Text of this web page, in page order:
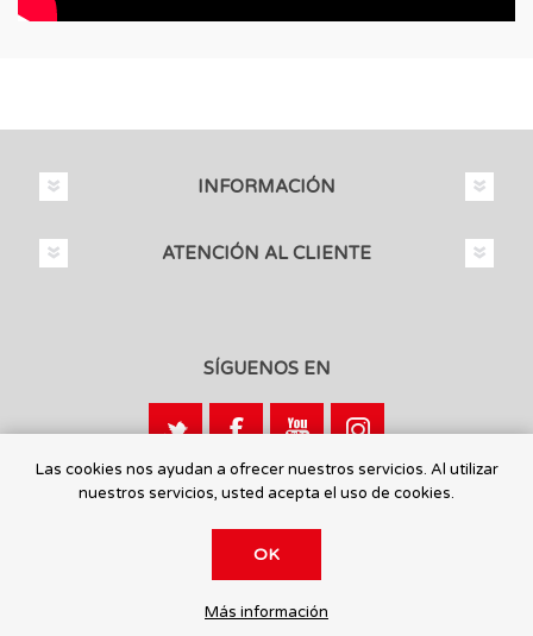
INFORMACIÓN
ATENCIÓN AL CLIENTE
SÍGUENOS EN
Calle León, 1 - 03440 Ibi, Alicante
© 2026 Toysmaniatic.
Las cookies nos ayudan a ofrecer nuestros servicios. Al utilizar
nuestros servicios, usted acepta el uso de cookies.
OK
Más información